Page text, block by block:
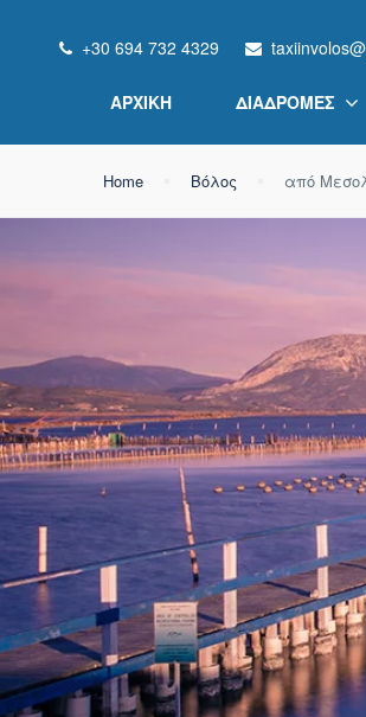
+30 694 732 4329
ΑΡΧΙΚΉ ΔΙΑΔΡΟΜΈΣ
Home Βόλος από